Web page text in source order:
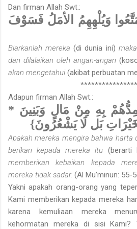
Dan firman Allah Swt.:
وَيُلْهِهِمُ الأمَلُ فَسَوْفَ
Biarkanlah mereka(di dunia ini)
dan dilalaikan oleh angan-angan
akan mengetahui (akibat perbuatan
Adapun firman Allah Swt.:
بِهِ مِنْ مَالٍ وَبَنِينَ *
بَل لَا يَشْعُرُونَ}
Apakah mereka mengira bahwa harta
berikan kepada mereka itu (berarti
memberikan kebaikan kepada
mereka tidak sadar. (Al Mu’minun: 55-
Yakni apakah orang-orang yang
Kami memberikan kepada mereka
karena kemuliaan mereka
kehormatan mereka di sisi Kami?